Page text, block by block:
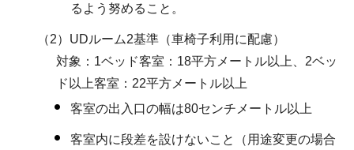
るよう努めること。
（2）UDルーム2基準（車椅子利用に配慮）
対象：1ベッド客室：18平方メートル以上、2ベッ
ド以上客室：22平方メートル以上
客室の出入口の幅は80センチメートル以上
客室内に段差を設けないこと（用途変更の場合